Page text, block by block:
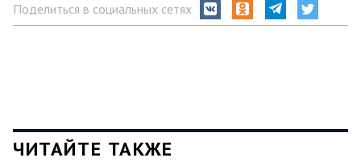
Поделиться в социальных сетях
ЧИТАЙТЕ ТАКЖЕ